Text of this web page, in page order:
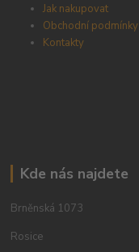
Jak nakupovat
Obchodní podmínky
Kontakty
Kde nás najdete
Brněnská 1073
Rosice